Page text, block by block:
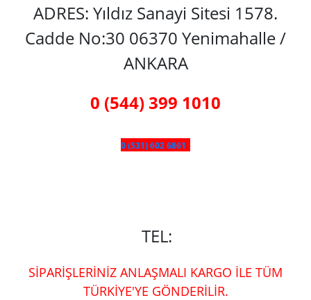
ADRES: Yıldız Sanayi Sitesi 1578.
Cadde No:30 06370 Yenimahalle /
ANKARA
0 (544) 399 1010
0 (531) 602 6861
TEL:
SİPARİŞLERİNİZ ANLAŞMALI KARGO İLE TÜM
TÜRKİYE'YE GÖNDERİLİR.